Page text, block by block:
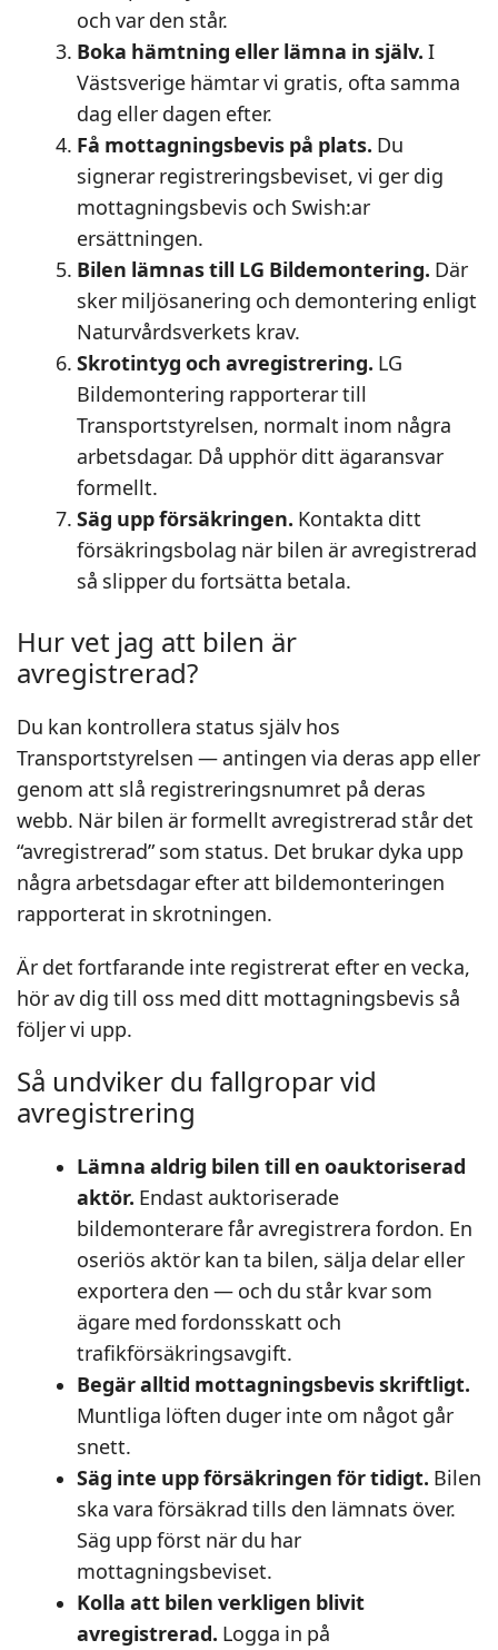
och var den står.
Boka hämtning eller lämna in själv. I
Västsverige hämtar vi gratis, ofta samma
dag eller dagen efter.
Få mottagningsbevis på plats. Du
signerar registreringsbeviset, vi ger dig
mottagningsbevis och Swish:ar
ersättningen.
Bilen lämnas till LG Bildemontering. Där
sker miljösanering och demontering enligt
Naturvårdsverkets krav.
Skrotintyg och avregistrering. LG
Bildemontering rapporterar till
Transportstyrelsen, normalt inom några
arbetsdagar. Då upphör ditt ägaransvar
formellt.
Säg upp försäkringen. Kontakta ditt
försäkringsbolag när bilen är avregistrerad
så slipper du fortsätta betala.
Hur vet jag att bilen är
avregistrerad?
Du kan kontrollera status själv hos
Transportstyrelsen — antingen via deras app eller
genom att slå registreringsnumret på deras
webb. När bilen är formellt avregistrerad står det
“avregistrerad” som status. Det brukar dyka upp
några arbetsdagar efter att bildemonteringen
rapporterat in skrotningen.
Är det fortfarande inte registrerat efter en vecka,
hör av dig till oss med ditt mottagningsbevis så
följer vi upp.
Så undviker du fallgropar vid
avregistrering
Lämna aldrig bilen till en oauktoriserad
aktör. Endast auktoriserade
bildemonterare får avregistrera fordon. En
oseriös aktör kan ta bilen, sälja delar eller
exportera den — och du står kvar som
ägare med fordonsskatt och
trafikförsäkringsavgift.
Begär alltid mottagningsbevis skriftligt.
Muntliga löften duger inte om något går
snett.
Säg inte upp försäkringen för tidigt. Bilen
ska vara försäkrad tills den lämnats över.
Säg upp först när du har
mottagningsbeviset.
Kolla att bilen verkligen blivit
avregistrerad. Logga in på